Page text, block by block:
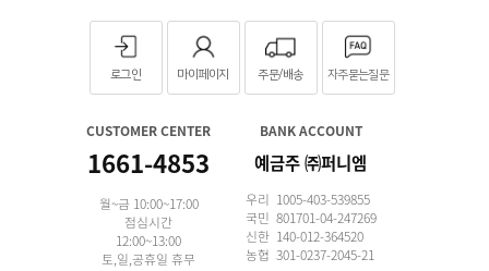
로그인 마이페이지 주문/배송 자주묻는질문
CUSTOMER CENTER
1661-4853
월~금 10:00~17:00
점심시간
12:00~13:00
토,일,공휴일 휴무
BANK ACCOUNT
예금주 ㈜퍼니엠
우리 1005-403-539855
국민 801701-04-247269
신한 140-012-364520
농협 301-0237-2045-21